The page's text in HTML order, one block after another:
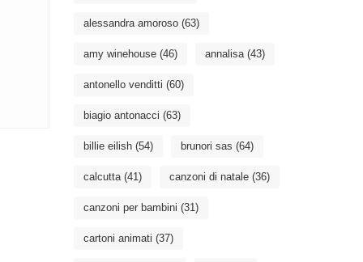
alessandra amoroso (63)
amy winehouse (46) annalisa(43)
antonello venditti (60)
biagio antonacci (63)
billie eilish (54) brunori sas (64)
calcutta(41) canzoni di natale (36)
canzoni per bambini (31)
cartoni animati (37)